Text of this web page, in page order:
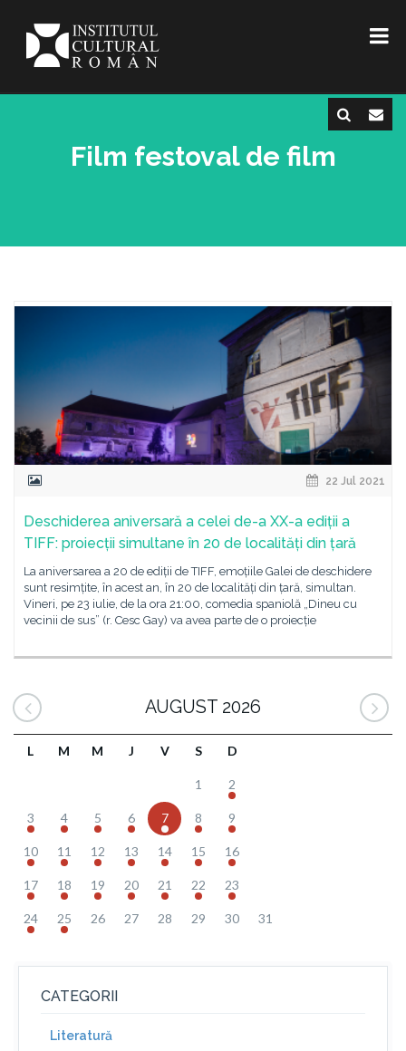
Film festoval de film
22 Jul 2021
Deschiderea aniversară a celei de-a XX-a ediții a
TIFF: proiecții simultane în 20 de localități din țară
La aniversarea a 20 de ediții de TIFF, emoțiile Galei de deschidere
sunt resimțite, în acest an, în 20 de localități din țară, simultan.
Vineri, pe 23 iulie, de la ora 21:00, comedia spaniolă „Dineu cu
vecinii de sus” (r. Cesc Gay) va avea parte de o proiecție
AUGUST 2026
L M M J V S D
1 2
3 4 5 6 7 8 9
10 11 12 13 14 15 16
17 18 19 20 21 22 23
24 25 26 27 28 29 30 31
CATEGORII
Literatură